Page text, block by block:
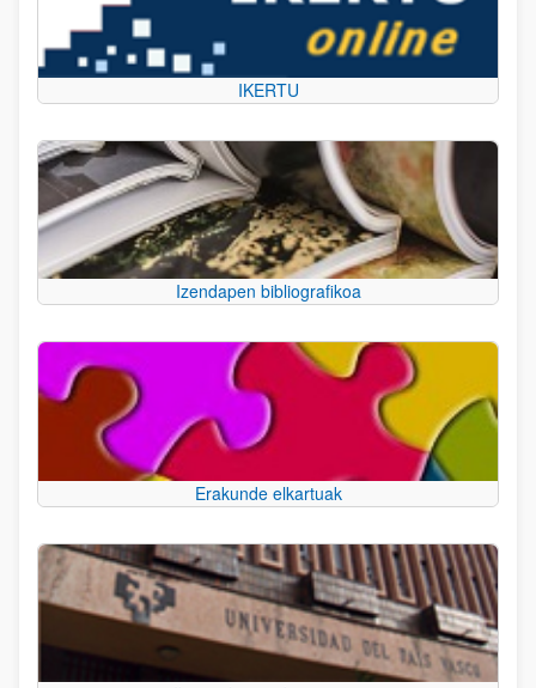
IKERTU
Izendapen bibliografikoa
Erakunde elkartuak